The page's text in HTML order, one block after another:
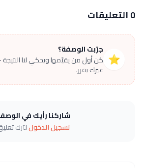
0 التعليقات
⭐
جرّبت الوصفة؟
كن أول من يقيّمها ويحكي لنا
غيرك يقرر.
شاركنا رأيك في
تسجيل الدخوللترك